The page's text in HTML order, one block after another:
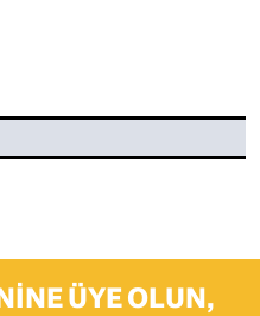
ÜYE OLUN,